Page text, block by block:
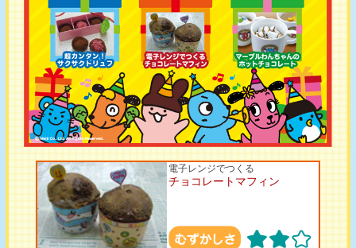
電子レンジでつくる
チョコレートマフィン